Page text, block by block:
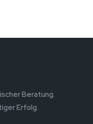
Beratung.
Erfolg.